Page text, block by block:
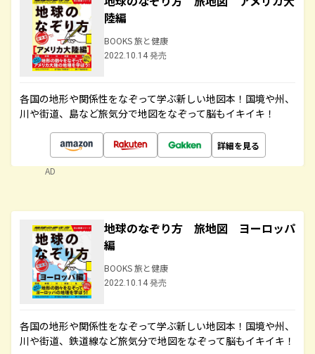
陸編
BOOKS 旅と健康
2022.10.14 発売
各国の地形や関係性をなぞって学ぶ新しい地図本！国境や州、
川や街道、島など旅気分で地図をなぞって脳もイキイキ！
詳細を見る
AD
地球のなぞり方 旅地図 ヨーロッパ
編
BOOKS 旅と健康
2022.10.14 発売
各国の地形や関係性をなぞって学ぶ新しい地図本！国境や州、
川や街道、鉄道線など旅気分で地図をなぞって脳もイキイキ！